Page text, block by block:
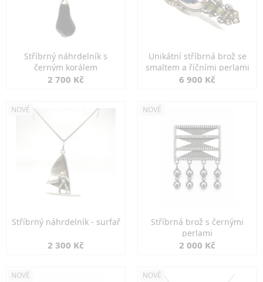
Stříbrný náhrdelník s
černým korálem
2 700 Kč
Unikátní stříbrná brož se
smaltem a říčními perlami
6 900 Kč
NOVÉ
Stříbrný náhrdelník - surfař
2 300 Kč
NOVÉ
Stříbrná brož s černými
perlami
2 000 Kč
NOVÉ NOVÉ